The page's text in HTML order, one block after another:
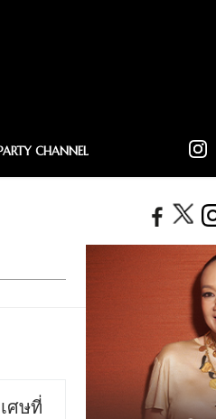
CHANNEL
ศษที่